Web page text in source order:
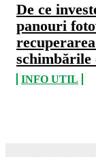
De ce
panouri
schimbările
INFO UTIL